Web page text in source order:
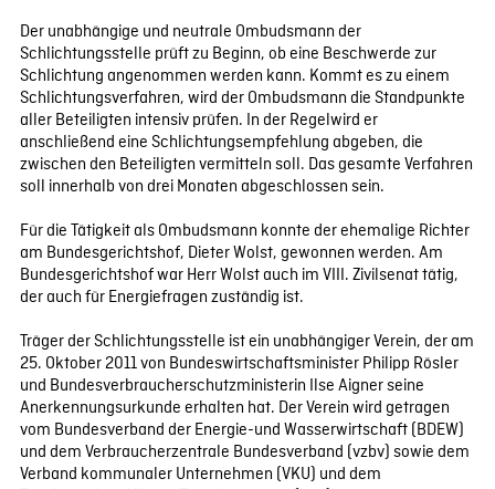
Der unabhängige und neutrale Ombudsmann der
Schlichtungsstelle prüft zu Beginn, ob eine Beschwerde zur
Schlichtung angenommen werden kann. Kommt es zu einem
Schlichtungsverfahren, wird der Ombudsmann die Standpunkte
aller Beteiligten intensiv prüfen. In der Regelwird er
anschließend eine Schlichtungsempfehlung abgeben, die
zwischen den Beteiligten vermitteln soll. Das gesamte Verfahren
soll innerhalb von drei Monaten abgeschlossen sein.
Für die Tätigkeit als Ombudsmann konnte der ehemalige Richter
am Bundesgerichtshof, Dieter Wolst, gewonnen werden. Am
Bundesgerichtshof war Herr Wolst auch im VIII. Zivilsenat tätig,
der auch für Energiefragen zuständig ist.
Träger der Schlichtungsstelle ist ein unabhängiger Verein, der am
25. Oktober 2011 von Bundeswirtschaftsminister Philipp Rösler
und Bundesverbraucherschutzministerin Ilse Aigner seine
Anerkennungsurkunde erhalten hat. Der Verein wird getragen
vom Bundesverband der Energie-und Wasserwirtschaft (BDEW)
und dem Verbraucherzentrale Bundesverband (vzbv) sowie dem
Verband kommunaler Unternehmen (VKU) und dem